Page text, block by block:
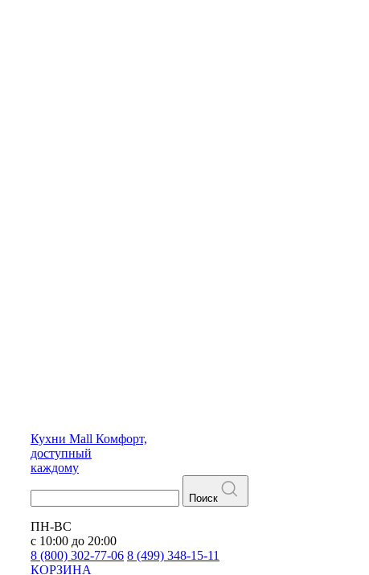
Кухни Mall Комфорт,
доступный
каждому
Поиск
ПН-ВС
с 10:00 до 20:00
8 (800) 302-77-06 8 (499) 348-15-11
КОРЗИНА